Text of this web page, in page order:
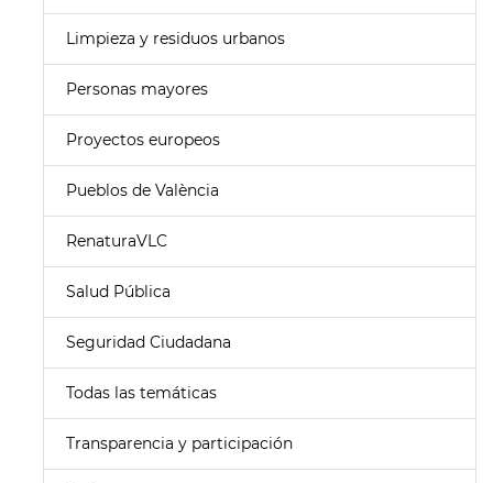
Limpieza y residuos urbanos
Personas mayores
Proyectos europeos
Pueblos de València
RenaturaVLC
Salud Pública
Seguridad Ciudadana
Todas las temáticas
Transparencia y participación